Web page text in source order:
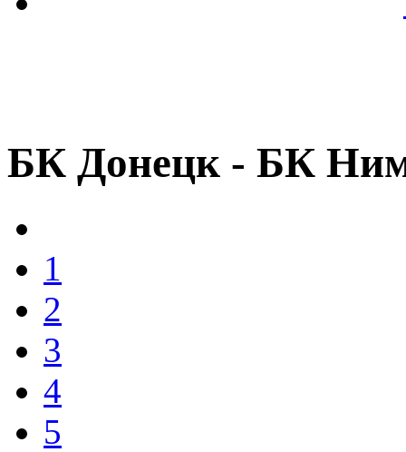
БК Донецк - БК
1
2
3
4
5